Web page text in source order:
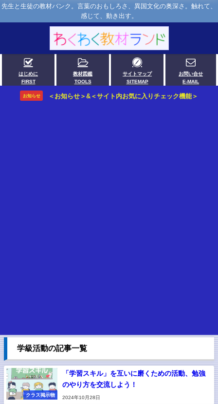
先生と生徒の教材バンク。言葉のおもしろさ、異国文化の奥深さ。触れて、
感じて、動き出す。
はじめに
FIRST
教材図鑑
TOOLS
サイトマップ
SITEMAP
お問い合せ
E-MAIL
お知らせ ＜お知らせ＞&＜サイト内お気に入りチェック機能＞
学級活動の記事一覧
クラス掲示物
「学習スキル」を互いに磨くための活動、勉強
のやり方を交流しよう！
2024年10月28日